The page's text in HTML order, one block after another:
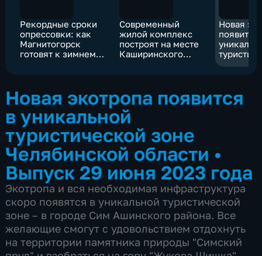
Рекордные сроки
опрессовки: как
Магнитогорск
готовят к зимнему
Современный
жилой комплекс
построят на месте
Каширинского
Новая
появится
зоне
Новая экотропа появится
в уникальной
туристической зоне
Челябинской области •
Выпуск 29 июня 2023 года
Экотропа и вся необходимая инфраструктура
скоро появятся в уникальной туристической
зоне – в городе Сим Ашинского района. Все
желающие смогут с удовольствием отдохнуть
на территории памятника природы "Симский